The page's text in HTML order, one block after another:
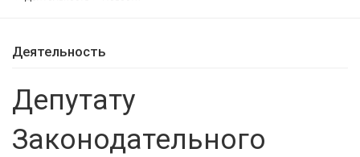
Деятельность
Депутату
Законодательного